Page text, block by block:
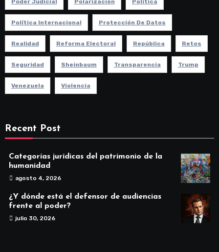
Poder Judicial Polarización Política
Política Internacional Protección De Datos
Realidad Reforma Electoral República Retos
Seguridad Sheinbaum Transparencia Trump
Venezuela Violencia
Recent Post
Categorías jurídicas del patrimonio de la
humanidad
agosto 4, 2026
¿Y dónde está el defensor de audiencias
frente al poder?
julio 30, 2026